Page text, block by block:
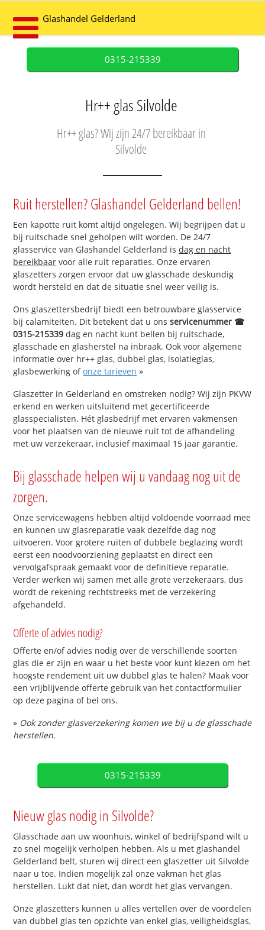
Glashandel Gelderland
0315-215339
Hr++ glas Silvolde
Hr++ glas? Wij zijn 24/7 bereikbaar in
Silvolde
Ruit herstellen? Glashandel Gelderland bellen!
Een kapotte ruit komt altijd ongelegen. Wij begrijpen dat u
bij ruitschade snel geholpen wilt worden. De 24/7
glasservice van Glashandel Gelderland isdag en nacht
bereikbaar voor alle ruit reparaties. Onze ervaren
glaszetters zorgen ervoor dat uw glasschade deskundig
wordt hersteld en dat de situatie snel weer veilig is.
Ons glaszettersbedrijf biedt een betrouwbare glasservice
bij calamiteiten. Dit betekent dat u onsservicenummer ☎
0315-215339 dag en nacht kunt bellen bij ruitschade,
glasschade en glasherstel na inbraak. Ook voor algemene
informatie over hr++ glas, dubbel glas, isolatieglas,
glasbewerking ofonze tarieven »
Glaszetter in Gelderland en omstreken nodig? Wij zijn PKVW
erkend en werken uitsluitend met gecertificeerde
glasspecialisten. Hét glasbedrijf met ervaren vakmensen
voor het plaatsen van de nieuwe ruit tot de afhandeling
met uw verzekeraar, inclusief maximaal 15 jaar garantie.
Bij glasschade helpen wij u vandaag nog uit de
zorgen.
Onze servicewagens hebben altijd voldoende voorraad mee
en kunnen uw glasreparatie vaak dezelfde dag nog
uitvoeren. Voor grotere ruiten of dubbele beglazing wordt
eerst een noodvoorziening geplaatst en direct een
vervolgafspraak gemaakt voor de definitieve reparatie.
Verder werken wij samen met alle grote verzekeraars, dus
wordt de rekening rechtstreeks met de verzekering
afgehandeld.
Offerte of advies nodig?
Offerte en/of advies nodig over de verschillende soorten
glas die er zijn en waar u het beste voor kunt kiezen om het
hoogste rendement uit uw dubbel glas te halen? Maak voor
een vrijblijvende offerte gebruik van het contactformulier
op deze pagina of bel ons.
» Ook zonder glasverzekering komen we bij u de glasschade
herstellen.
0315-215339
Nieuw glas nodig in Silvolde?
Glasschade aan uw woonhuis, winkel of bedrijfspand wilt u
zo snel mogelijk verholpen hebben. Als u met glashandel
Gelderland belt, sturen wij direct een glaszetter uit Silvolde
naar u toe. Indien mogelijk zal onze vakman het glas
herstellen. Lukt dat niet, dan wordt het glas vervangen.
Onze glaszetters kunnen u alles vertellen over de voordelen
van dubbel glas ten opzichte van enkel glas, veiligheidsglas,